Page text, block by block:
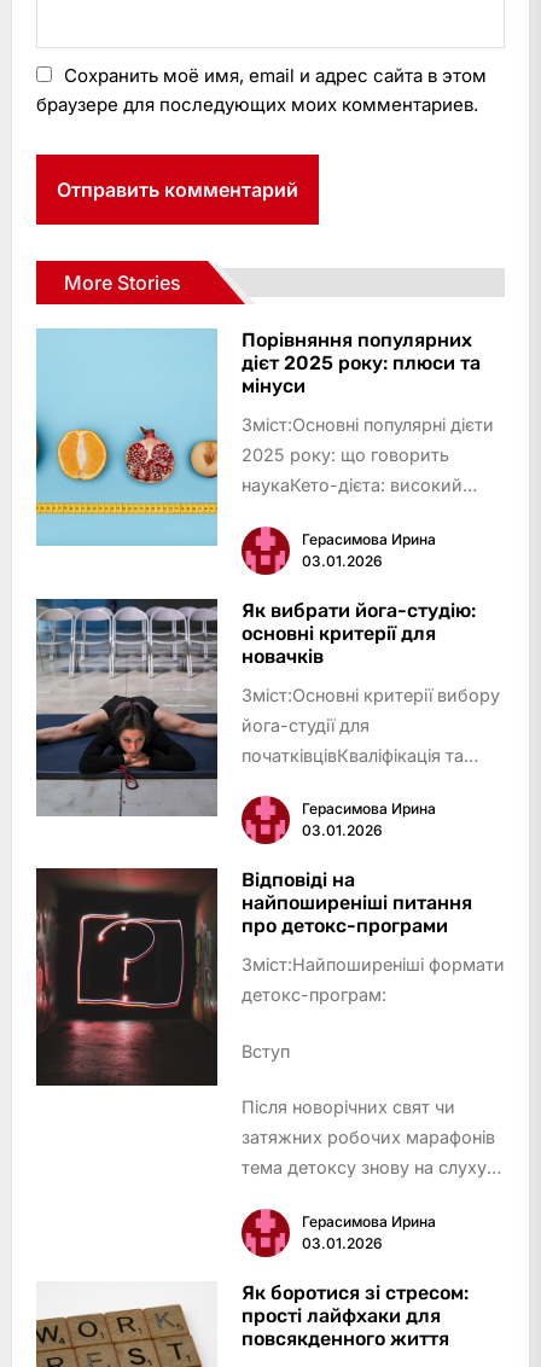
Сохранить моё имя, email и адрес сайта в этом
браузере для последующих моих комментариев.
More Stories
Порівняння популярних
дієт 2025 року: плюси та
мінуси
Зміст:Основні популярні дієти
2025 року: що говорить
наукаКето-дієта: високий
вуглеводівСередземноморська
дієта: баланс і
смакІнтервальне голодування:
харчуйся за
годинникомРослинний раціон:
тенденція до …
Герасимова Ирина
03.01.2026
Як вибрати йога-студію:
основні критерії для
новачків
Зміст:Основні критерії вибору
йога-студії для
початківцівКваліфікація та
йога-занять та стилі
практикиАтмосфера студії та
зручностіРозташування та
розклад занятьПрозорість цін
та додатк…
Герасимова Ирина
03.01.2026
Відповіді на
найпоширеніші питання
про детокс-програми
Зміст:Найпоширеніші формати
детокс-програм:
Вступ
Після новорічних свят чи
затяжних робочих марафонів
тема детоксу знову на слуху:
хтось кидається у складні
голодування, а інші – скепти…
Герасимова Ирина
03.01.2026
Як боротися зі стресом:
прості лайфхаки для
повсякденного життя